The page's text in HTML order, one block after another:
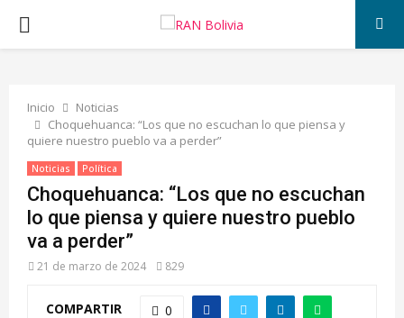
PRIMARY
Inicio
Noticias
Choquehuanca: “Los que no escuchan lo que piensa y
quiere nuestro pueblo va a perder”
Noticias Política
Choquehuanca: “Los que no escuchan
lo que piensa y quiere nuestro pueblo
va a perder”
21 de marzo de 2024 829
COMPARTIR 0